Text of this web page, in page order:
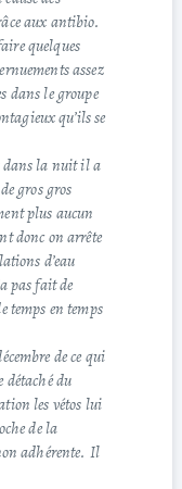
aux antibio.
quelques
assez
dans le groupe
qu’ils se
dans la nuit il a
gros gros
plus aucun
donc on arrête
d’eau
pas fait de
temps en temps
de ce qui
détaché du
les vétos lui
de la
adhérente. Il